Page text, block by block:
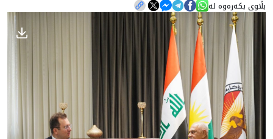
هه‌واڵ
گەلەری
بڵاوی بکەرەوە لە